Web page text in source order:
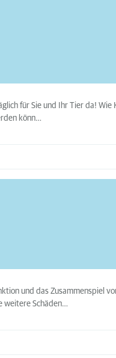
für Sie und Ihr Tier da!
könn…
und das Zusammenspiel
weitere Schäden…